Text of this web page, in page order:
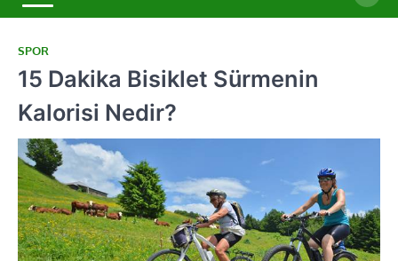
yaşam.
SPOR
15 Dakika Bisiklet Sürmenin
Kalorisi Nedir?